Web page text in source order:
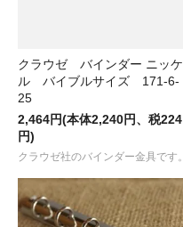
クラウゼ バインダー ニッケ
ル バイブルサイズ 171-6-
25
2,464円(本体2,240円、税224
円)
クラウゼ社のバインダー金具です。